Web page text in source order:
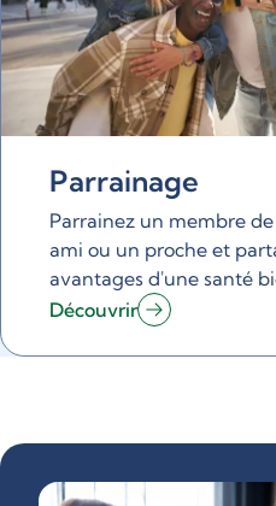
Parrainage
Parrainez un membre
ami ou un proche et
avantages d'une santé
Découvrir